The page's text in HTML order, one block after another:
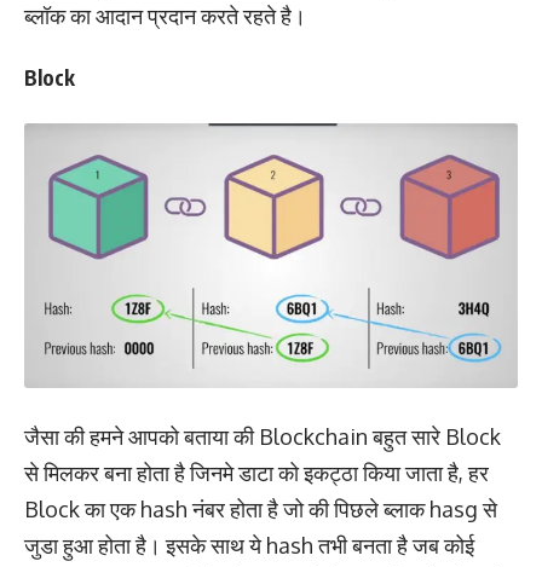
ब्लॉक का आदान प्रदान करते रहते है।
Block
जैसा की हमने आपको बताया की Blockchain बहुत सारे Block
से मिलकर बना होता है जिनमे डाटा को इकट्ठा किया जाता है, हर
Block का एक hash नंबर होता है जो की पिछले ब्लाक hasg से
जुडा हुआ होता है। इसके साथ ये hash तभी बनता है जब कोई